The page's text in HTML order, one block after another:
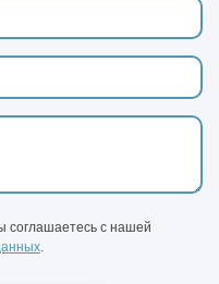
соглашаетесь с нашей
.